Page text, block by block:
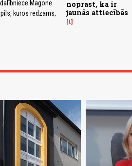
Magone
kuros redzams,
noprast, ka ir
jaunās attiecībās
1